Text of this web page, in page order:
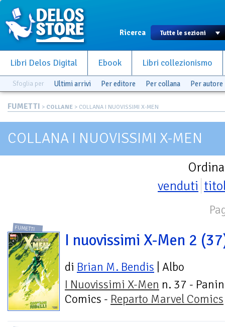
Ricerca
Libri Delos Digital Ebook Libri collezionismo
Sfoglia per Ultimi arrivi Per editore Per collana Per autore
FUMETTI > COLLANE > COLLANA I NUOVISSIMI X-MEN
COLLANA I NUOVISSIMI X-MEN
venduti
FUMETTI
I nuovissimi X-Men 2
di Brian M. Bendis | Albo
I Nuovissimi X-Men n. 37 -
Comics - Reparto Marvel Comics